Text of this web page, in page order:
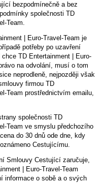
bezpodmínečně a bez
společnosti TD
Team.
| Euro-Travel-Team je
potřeby po uzavření
TD Entertainment | Euro-
na odvolání, musí o tom
neprodleně, nejpozději však
firmou TD
Team prostřednictvím emailu,
společnosti TD
Team ve smyslu předchozího
do 30 dnů ode dne, kdy
Cestujícímu.
Smlouvy Cestující zaručuje,
| Euro-Travel-Team
informace o sobě a o svých